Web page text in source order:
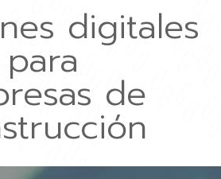
digitales
para
de